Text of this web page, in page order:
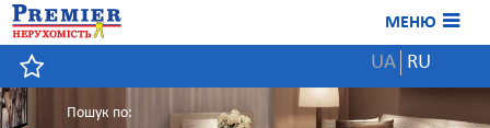
МЕНЮ
UA RU
Пошук по: